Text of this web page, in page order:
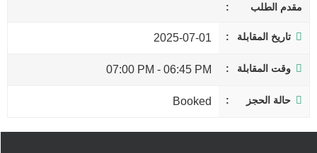
مقدم الطلب
تاريخ المقابلة 2025-07-01
وقت المقابلة 06:45 PM
-
07:00 PM
حالة الحجز Booked